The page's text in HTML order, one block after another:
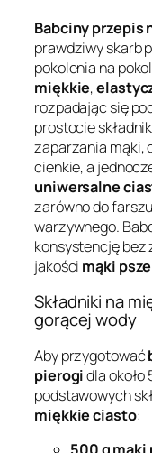
Babciny przepis
prawdziwy skarb
pokolenia na
miękkie,
rozpadając się
prostocie
zaparzania mąki,
cienkie, a
uniwersalne
zarówno do
warzywnego.
konsystencję bez
jakości mąki
Składniki na
gorącej wody
Aby przygotować
pierogidla
podstawowych
miękkie ciasto: